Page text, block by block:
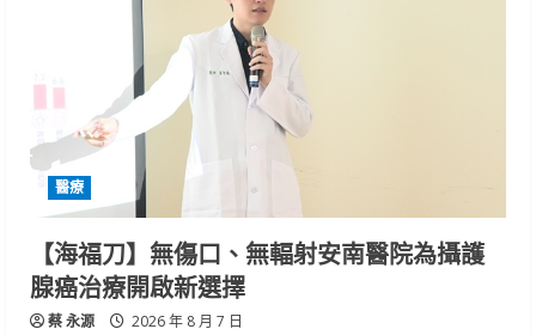
醫療
【海福刀】無傷口、無輻射安南醫院為攝護
腺癌治療開啟新選擇
蔡 永源 2026 年 8 月 7 日